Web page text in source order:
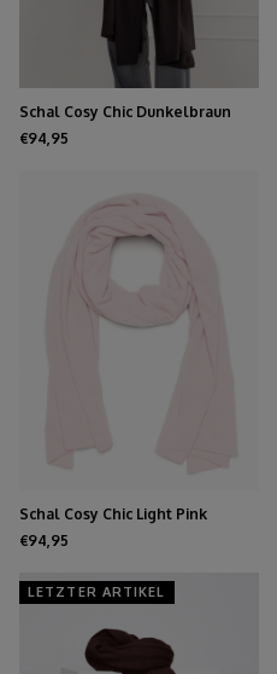
Schal Cosy Chic Dunkelbraun
€94,95
Schal Cosy Chic Light Pink
€94,95
LETZTER ARTIKEL